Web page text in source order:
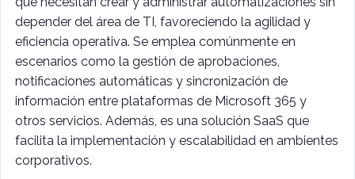
depender del área de TI, favoreciendo la agilidad y
eficiencia operativa. Se emplea comúnmente en
escenarios como la gestión de aprobaciones,
notificaciones automáticas y sincronización de
información entre plataformas de Microsoft 365 y
otros servicios. Además, es una solución SaaS que
facilita la implementación y escalabilidad en ambientes
corporativos.